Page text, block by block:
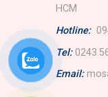
HCM
Hotline:
Tel:
Email: